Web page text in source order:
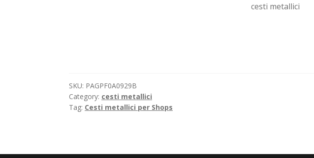
cesti metallici
SKU: PAGPF0A0929B
Category: cesti metallici
Tag: Cesti metallici per Shops